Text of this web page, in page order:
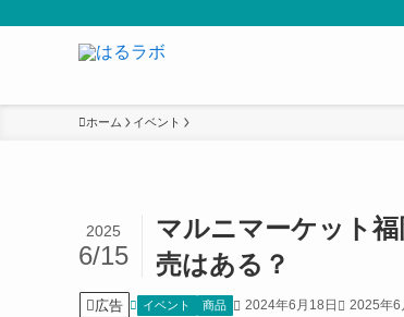
ホーム イベント
マルニマーケット
売はある？
2025
6/15
広告 イベント 商品 2024年6月18日 2025年6